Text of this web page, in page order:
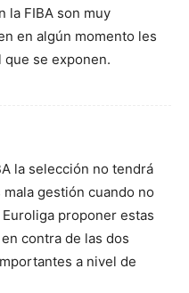
la FIBA son muy
en algún momento les
se exponen.
la selección no tendrá
gestión cuando no
proponer estas
contra de las dos
a nivel de